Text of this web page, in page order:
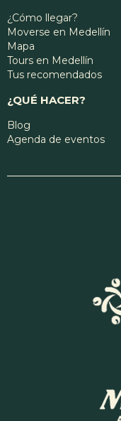
¿Cómo llegar?
Moverse en Medellín
Mapa
Tours en Medellín
Tus recomendados
¿QUÉ HACER?
Blog
Agenda de eventos